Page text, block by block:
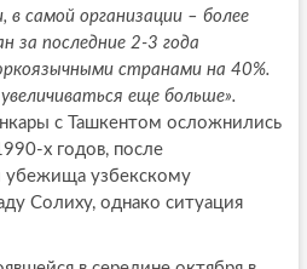
самой организации – более
за последние 2-3 года
странами на 40%.
еще больше».
с Ташкентом осложнились
х годов, после
убежища узбекскому
Солиху, однако ситуация